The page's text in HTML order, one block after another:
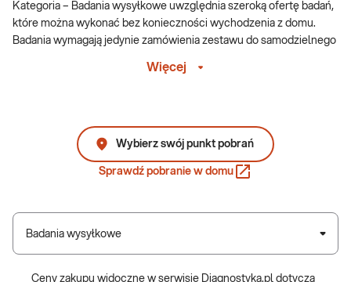
Kategoria – Badania wysyłkowe uwzględnia szeroką ofertę badań,
które można wykonać bez konieczności wychodzenia z domu.
Badania wymagają jedynie zamówienia zestawu do samodzielnego
Badania wysyłkowe to wygoda i oszczędność czasu
korzystne dla osób zapracowanych, opiekujących się dziećmi,
osób mieszkających w mniejszych miejscowościach lub z
ograniczoną mobilnością.
Więcej
Sprawdź pobranie w domu
Wybierz swój punkt pobrań
Badania wysyłkowe
Ceny zakupu widoczne w serwisie Diagnostyka.pl dotyczą